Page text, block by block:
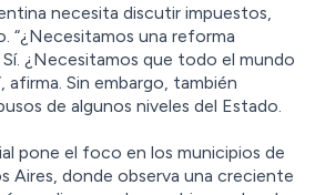
necesita discutir impuestos,
“¿Necesitamos una reforma
¿Necesitamos que todo el mundo
afirma. Sin embargo, también
de algunos niveles del Estado.
pone el foco en los municipios de
Aires, donde observa una creciente